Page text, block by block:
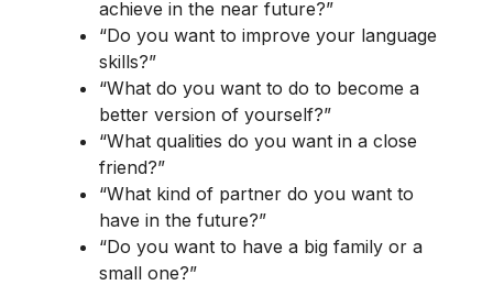
achieve in the near future?”
“Do you want to improve your language
skills?”
“What do you want to do to become a
better version of yourself?”
“What qualities do you want in a close
friend?”
“What kind of partner do you want to
have in the future?”
“Do you want to have a big family or a
small one?”